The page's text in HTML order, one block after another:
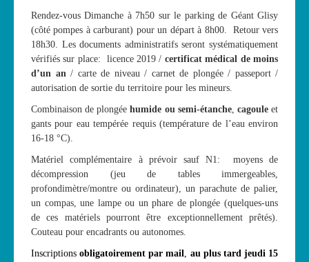
Dernières nouvelles
Archives
Calendrier
Sorties
Voyages et séjours
Planning piscine
Les formations
Niveau 1
Niveau 2
Niveau 3
Niveau 4
Rendez-vous Dimanche à 7h50 sur le parking de Géant Glisy
(côté pompes à carburant) pour un départ à 8h00. Retour vers
18h30. Les documents administratifs seront systématiquement
vérifiés sur place: licence 2019 / certificat médical de moins
d’un an / carte de niveau / carnet de plongée / passeport /
autorisation de sortie du territoire pour les mineurs.
Combinaison de plongée humide ou semi-étanche, cagouleet
gants pour eau tempérée requis (température de l’eau environ
16-18 °C).
Matériel complémentaire à prévoir sauf N1: moyens de
décompression (jeu de tables immergeables,
profondimètre/montre ou ordinateur), un parachute de palier,
un compas, une lampe ou un phare de plongée (quelques-uns
de ces matériels pourront être exceptionnellement prêtés).
Couteau pour encadrants ou autonomes.
Inscriptionsobligatoirementpar mail, au plus tard jeudi 15